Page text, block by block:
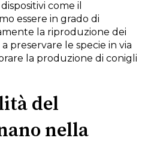
come il
essere in grado di
la riproduzione dei
preservare le specie in via
la produzione di conigli
del
nella